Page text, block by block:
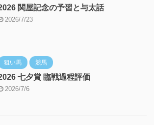
関屋記念の予習と与太話
2026/7/23
狙い馬 競馬
七夕賞 臨戦過程評価
2026/7/6